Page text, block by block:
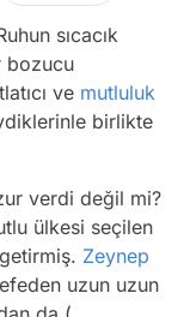
sıcacık
bozucu
ve mutluluk
birlikte
verdi değil mi?
ülkesi seçilen
Zeynep
uzun uzun